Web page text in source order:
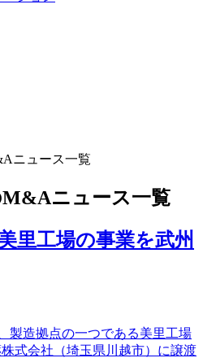
ニュース一覧
M&Aニュース一覧
里工場の事業を武州
製造拠点の一つである美里工場
式会社（埼玉県川越市）に譲渡